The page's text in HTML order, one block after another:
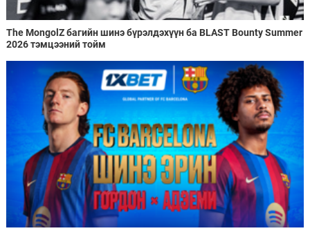
The MongolZ багийн шинэ бүрэлдэхүүн ба BLAST Bounty Summer
2026 тэмцээний тойм